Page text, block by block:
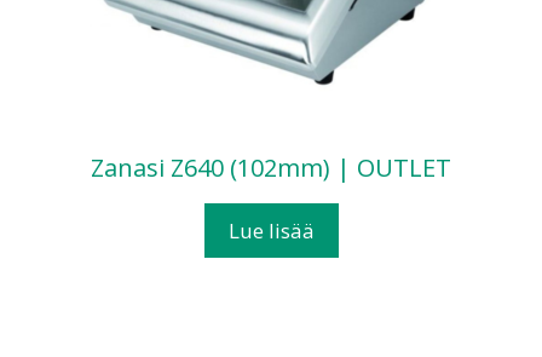
Zanasi Z640 (102mm) | OUTLET
Lue lisää